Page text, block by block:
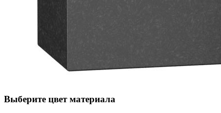
Выберите цвет материала